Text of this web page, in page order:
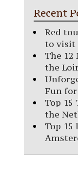
Recent
Red
to visit
The 12
the
Fun
Top 15
the
Top